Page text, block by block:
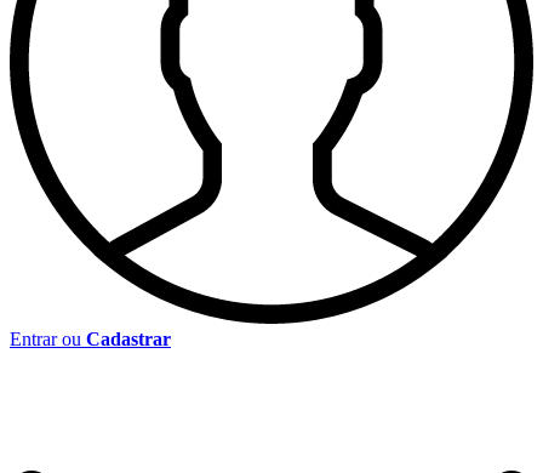
Entrar ou Cadastrar